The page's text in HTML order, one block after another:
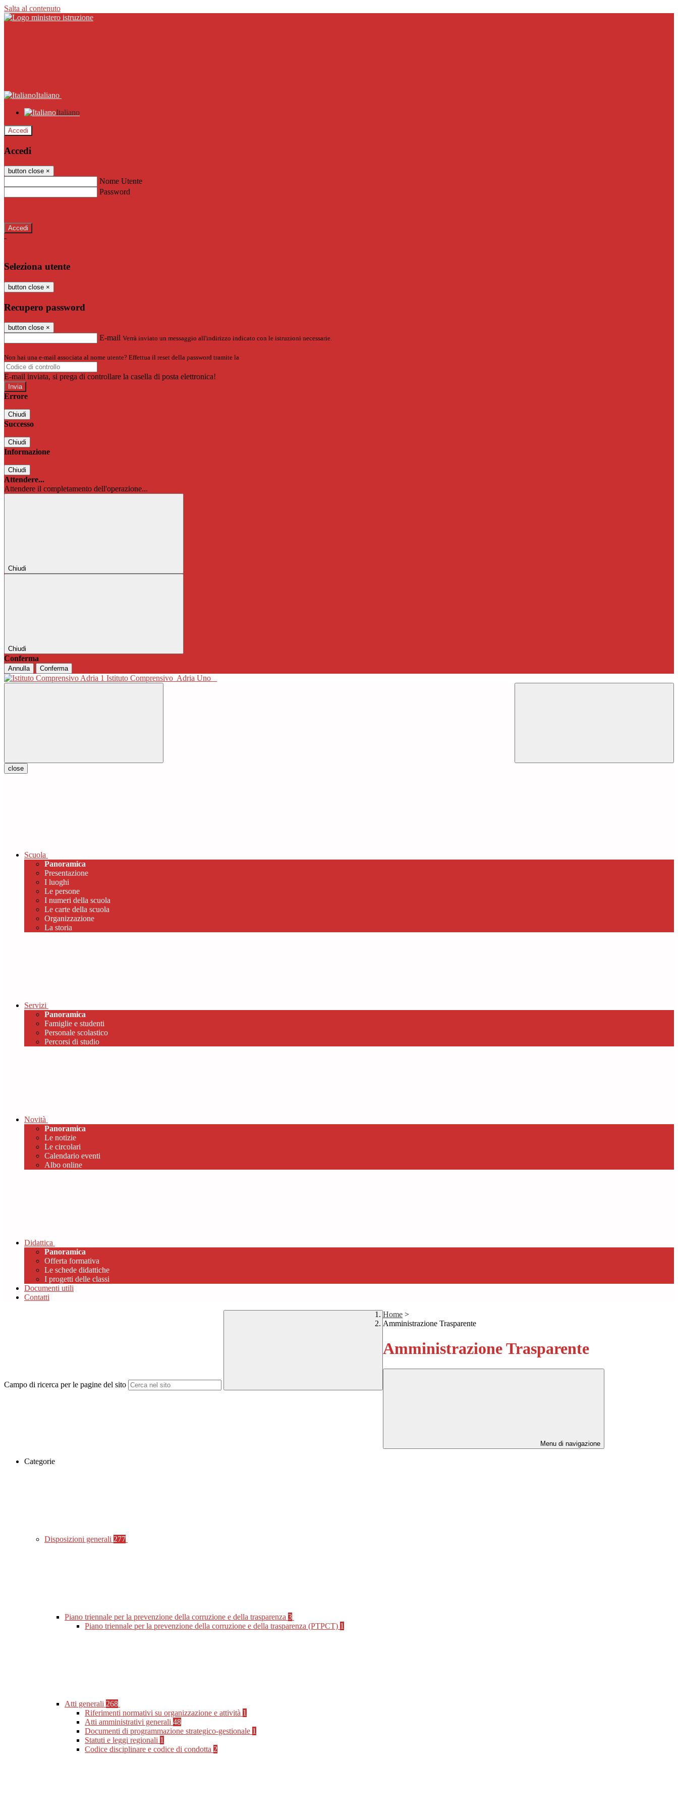
Salta al contenuto
Italiano
Italiano
Accedi
Accedi
button close ×
Nome Utente
Password
-
Seleziona utente
button close ×
Recupero password
button close ×
E-mail Verrà inviato un messaggio all'indirizzo indicato con le istruzioni necessarie.
Non hai una e-mail associata al nome utente? Effettua il reset della password tramite la
E-mail inviata, si prega di controllare la casella di posta elettronica!
Errore
Chiudi
Successo
Chiudi
Informazione
Chiudi
Attendere...
Attendere il completamento dell'operazione...
Chiudi
Chiudi
Conferma
Annulla Conferma
Istituto Comprensivo Adria Uno
close
Scuola
Panoramica
Presentazione
I luoghi
Le persone
I numeri della scuola
Le carte della scuola
Organizzazione
La storia
Servizi
Panoramica
Famiglie e studenti
Personale scolastico
Percorsi di studio
Novità
Panoramica
Le notizie
Le circolari
Calendario eventi
Albo online
Didattica
Panoramica
Offerta formativa
Le schede didattiche
I progetti delle classi
Documenti utili
Contatti
Campo di ricerca per le pagine del sito
Home >
Amministrazione Trasparente
Amministrazione Trasparente
Menu di navigazione
Categorie
Disposizioni generali 277
Piano triennale per la prevenzione della corruzione e della trasparenza 3
Piano triennale per la prevenzione della corruzione e della trasparenza (PTPCT) 1
Atti generali 268
Riferimenti normativi su organizzazione e attività 1
Atti amministrativi generali 48
Documenti di programmazione strategico-gestionale 1
Statuti e leggi regionali 1
Codice disciplinare e codice di condotta 2